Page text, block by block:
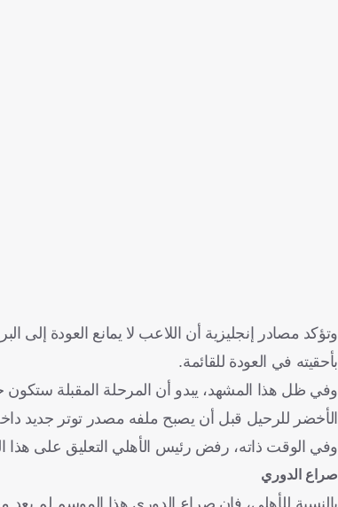
وتؤكد مصادر إنجليزية أن اللاعب لا يمانع العودة إلى
بأحقيته في العودة للقائمة.
وفي ظل هذا المشهد، يبدو أن المرحلة المقبلة
الأخضر للرحيل قبل أن يصبح ملفه مصدر توتر جديد
وفي الوقت ذاته، رفض رئيس الأهلي التعليق على هذا
صراع الدوري
بالنسبة للأهلي، فإن صراع الدوري هذا الموسم لم يعد